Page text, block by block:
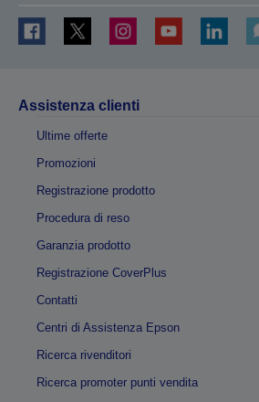
Assistenza clienti
Ultime offerte
Promozioni
Registrazione prodotto
Procedura di reso
Garanzia prodotto
Registrazione CoverPlus
Contatti
Centri di Assistenza Epson
Ricerca rivenditori
Ricerca promoter punti vendita